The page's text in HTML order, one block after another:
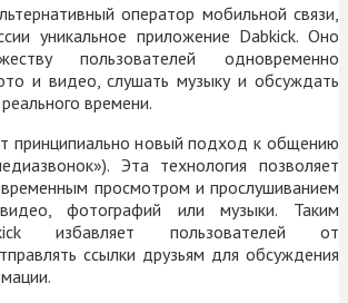
оператор мобильной связи,
уникальное приложение Dabkick. Оно
пользователей одновременно
и видео, слушать музыку и обсуждать
времени.
принципиально новый подход к общению
Эта технология позволяет
просмотром и прослушиванием
фотографий или музыки. Таким
избавляет пользователей от
ссылки друзьям для обсуждения